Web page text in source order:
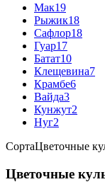
Мак19
Рыжик18
Сафлор18
Гуар17
Батат10
Клещевина7
Крамбе6
Вайда3
Кунжут2
Нуг2
СортаЦветочные
Цветочные